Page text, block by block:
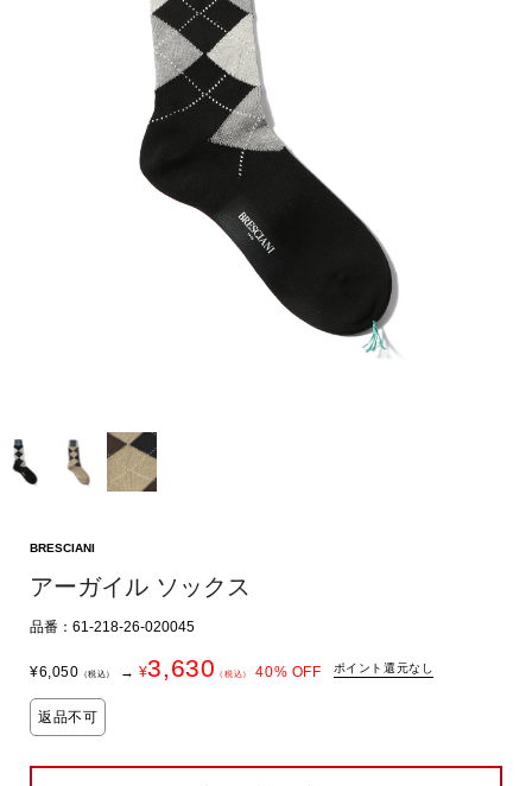
BRESCIANI
アーガイル ソックス
品番：61-218-26-020045
¥6,050 （税込） → ¥3,630 （税込） 40% OFF ポイント還元なし
返品不可